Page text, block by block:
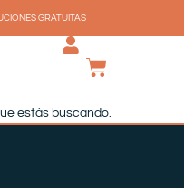
GRATUITAS
estás buscando.